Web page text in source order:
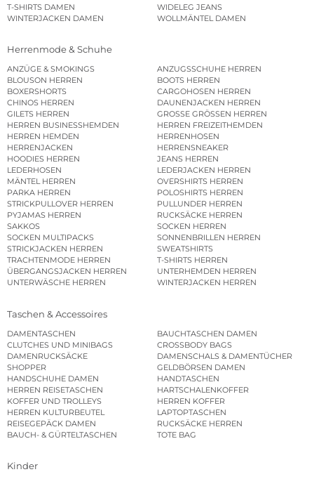
T-SHIRTS DAMEN
WIDELEG JEANS
WINTERJACKEN DAMEN
WOLLMÄNTEL DAMEN
Herrenmode & Schuhe
ANZÜGE & SMOKINGS
ANZUGSSCHUHE HERREN
BLOUSON HERREN
BOOTS HERREN
BOXERSHORTS
CARGOHOSEN HERREN
CHINOS HERREN
DAUNENJACKEN HERREN
GILETS HERREN
GROSSE GRÖSSEN HERREN
HERREN BUSINESSHEMDEN
HERREN FREIZEITHEMDEN
HERREN HEMDEN
HERRENHOSEN
HERRENJACKEN
HERRENSNEAKER
HOODIES HERREN
JEANS HERREN
LEDERHOSEN
LEDERJACKEN HERREN
MÄNTEL HERREN
OVERSHIRTS HERREN
PARKA HERREN
POLOSHIRTS HERREN
STRICKPULLOVER HERREN
PULLUNDER HERREN
PYJAMAS HERREN
RUCKSÄCKE HERREN
SAKKOS
SOCKEN HERREN
SOCKEN MULTIPACKS
SONNENBRILLEN HERREN
STRICKJACKEN HERREN
SWEATSHIRTS
TRACHTENMODE HERREN
T-SHIRTS HERREN
ÜBERGANGSJACKEN HERREN
UNTERHEMDEN HERREN
UNTERWÄSCHE HERREN
WINTERJACKEN HERREN
Taschen & Accessoires
DAMENTASCHEN
BAUCHTASCHEN DAMEN
CLUTCHES UND MINIBAGS
CROSSBODY BAGS
DAMENRUCKSÄCKE
DAMENSCHALS & DAMENTÜCHER
SHOPPER
GELDBÖRSEN DAMEN
HANDSCHUHE DAMEN
HANDTASCHEN
HERREN REISETASCHEN
HARTSCHALENKOFFER
KOFFER UND TROLLEYS
HERREN KOFFER
HERREN KULTURBEUTEL
LAPTOPTASCHEN
REISEGEPÄCK DAMEN
RUCKSÄCKE HERREN
BAUCH- & GÜRTELTASCHEN
TOTE BAG
Kinder